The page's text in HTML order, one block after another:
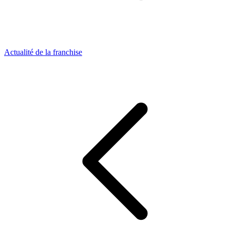
Actualité de la franchise